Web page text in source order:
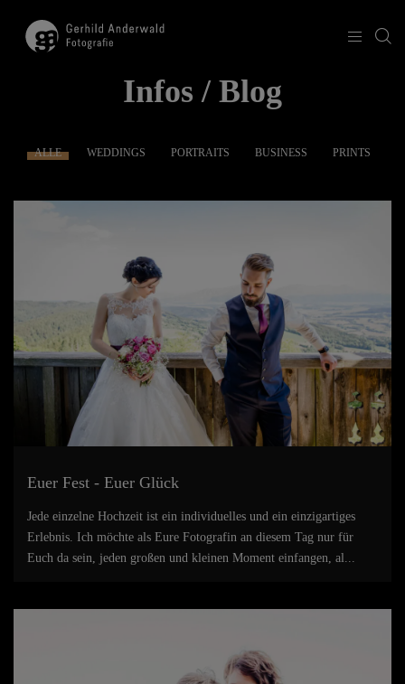
Infos / Blog
ALLE WEDDINGS PORTRAITS BUSINESS PRINTS
Euer Fest - Euer Glück
Jede einzelne Hochzeit ist ein individuelles und ein einzigartiges
Erlebnis. Ich möchte als Eure Fotografin an diesem Tag nur für
Euch da sein, jeden großen und kleinen Moment einfangen, al...